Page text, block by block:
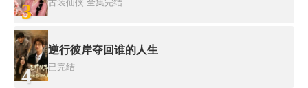
3 古装仙侠 全集完结
4
逆行彼岸夺回谁的人生
已完结